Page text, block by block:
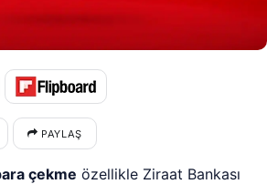
PAYLAŞ
çekme özellikle Ziraat Bankası